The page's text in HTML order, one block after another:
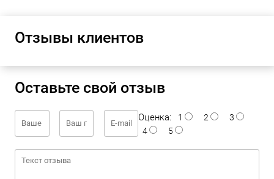
Отзывы клиентов
Оставьте свой отзыв
Оценка: 1 2
3
4
5